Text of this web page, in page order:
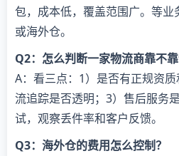
包，成本低，覆盖范围广。等
或海外仓。
Q2：怎么判断一家物流商靠不靠
A：看三点：1）是否有正规资
流追踪是否透明；3）售后服务
试，观察丢件率和客户反馈。
Q3：海外仓的费用怎么控制？